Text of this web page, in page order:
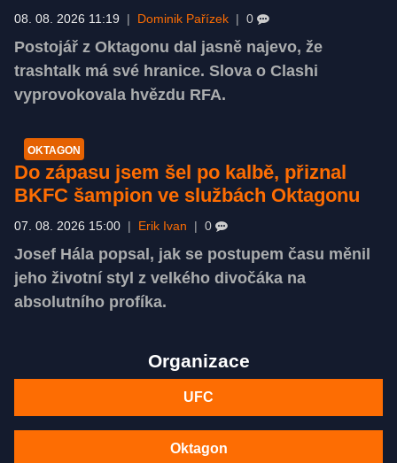
08. 08. 2026 11:19 Dominik Pařízek 0
Postojář z Oktagonu dal jasně najevo, že
trashtalk má své hranice. Slova o Clashi
vyprovokovala hvězdu RFA.
OKTAGON
Do zápasu jsem šel po kalbě, přiznal
BKFC šampion ve službách Oktagonu
07. 08. 2026 15:00 Erik Ivan 0
Josef Hála popsal, jak se postupem času měnil
jeho životní styl z velkého divočáka na
absolutního profíka.
Organizace
UFC
Oktagon